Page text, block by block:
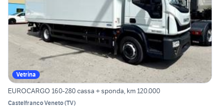
Vetrina
EUROCARGO 160-280 cassa + sponda, km 120.000
Castelfranco Veneto(TV)